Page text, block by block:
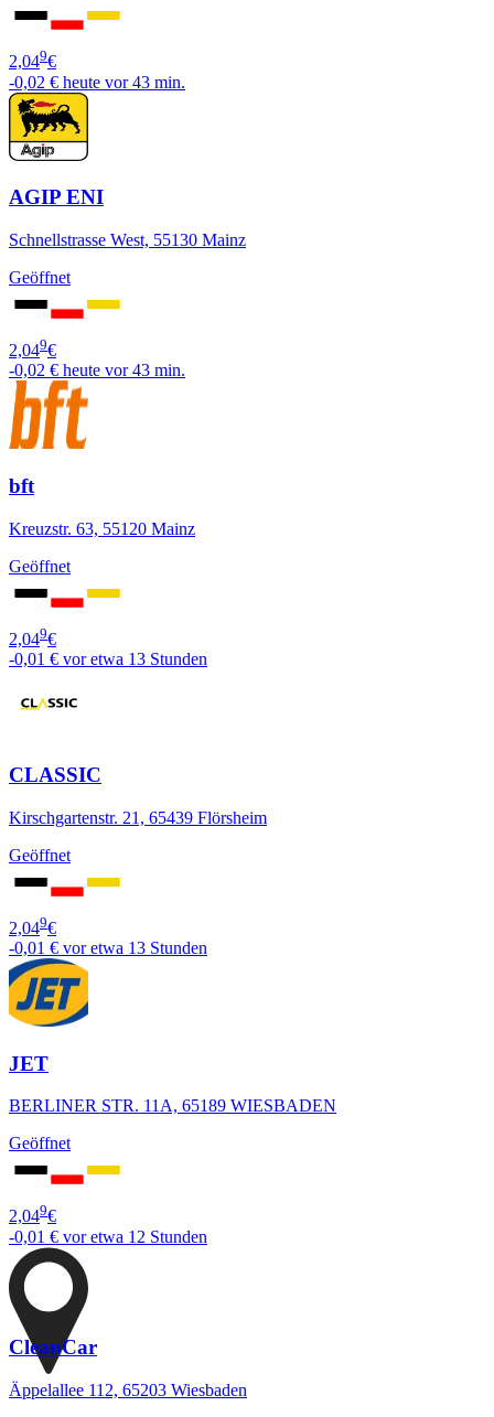
2,049€
-0,02 € heute vor 43 min.
AGIP ENI
Schnellstrasse West, 55130 Mainz
Geöffnet
2,049€
-0,02 € heute vor 43 min.
bft
Kreuzstr. 63, 55120 Mainz
Geöffnet
2,049€
-0,01 € vor etwa 13 Stunden
CLASSIC
Kirschgartenstr. 21, 65439 Flörsheim
Geöffnet
2,049€
-0,01 € vor etwa 13 Stunden
JET
BERLINER STR. 11A, 65189 WIESBADEN
Geöffnet
2,049€
-0,01 € vor etwa 12 Stunden
CleanCar
Äppelallee 112, 65203 Wiesbaden